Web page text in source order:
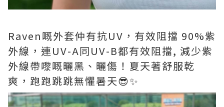
Raven嘅外套仲有抗UV，有效阻擋 90%紫
外線，連UV-A同UV-B都有效阻擋, 減少紫
外線帶嚟嘅曬黑、曬傷！夏天著舒服乾
爽，跑跑跳跳無懼暑天😎✨